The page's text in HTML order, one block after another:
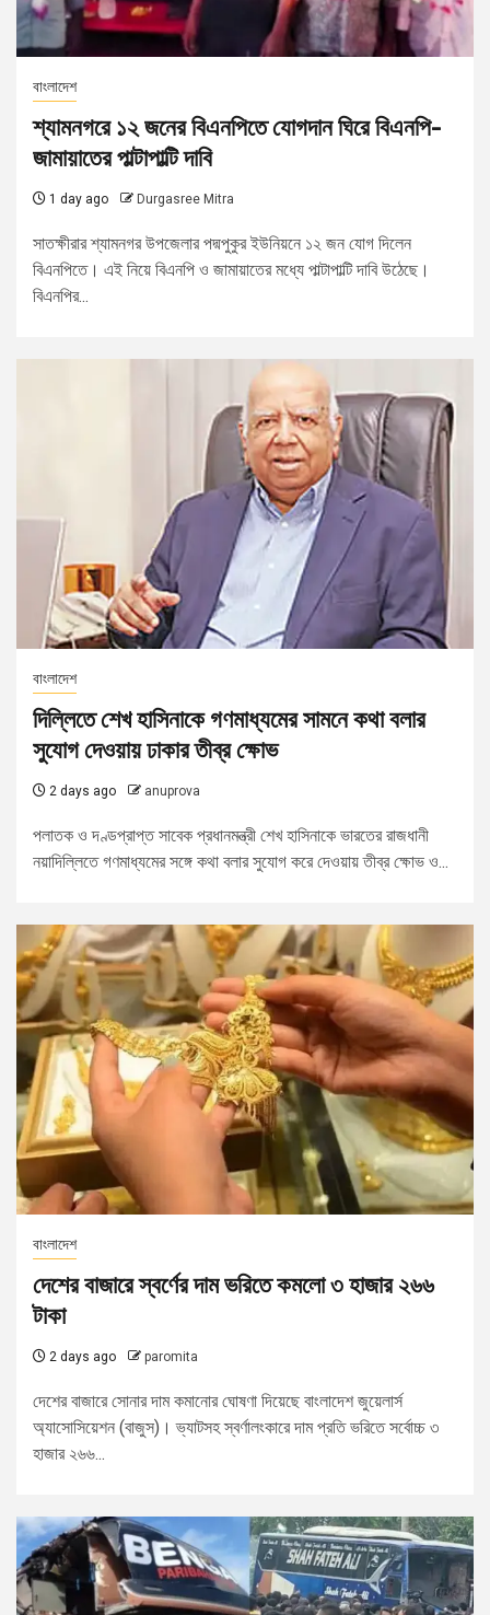
বাংলাদেশ
শ্যামনগরে ১২ জনের বিএনপিতে যোগদান ঘিরে বিএনপি-
জামায়াতের পাল্টাপাল্টি দাবি
1 day ago Durgasree Mitra
সাতক্ষীরার শ্যামনগর উপজেলার পদ্মপুকুর ইউনিয়নে ১২ জন যোগ দিলেন
বিএনপিতে। এই নিয়ে বিএনপি ও জামায়াতের মধ্যে পাল্টাপাল্টি দাবি উঠেছে।
বিএনপির...
বাংলাদেশ
দিল্লিতে শেখ হাসিনাকে গণমাধ্যমের সামনে কথা বলার
সুযোগ দেওয়ায় ঢাকার তীব্র ক্ষোভ
2 days ago anuprova
পলাতক ও দণ্ডপ্রাপ্ত সাবেক প্রধানমন্ত্রী শেখ হাসিনাকে ভারতের রাজধানী
নয়াদিল্লিতে গণমাধ্যমের সঙ্গে কথা বলার সুযোগ করে দেওয়ায় তীব্র ক্ষোভ ও...
বাংলাদেশ
দেশের বাজারে স্বর্ণের দাম ভরিতে কমলো ৩ হাজার ২৬৬
টাকা
2 days ago paromita
দেশের বাজারে সোনার দাম কমানোর ঘোষণা দিয়েছে বাংলাদেশ জুয়েলার্স
অ্যাসোসিয়েশন (বাজুস)। ভ্যাটসহ স্বর্ণালংকারে দাম প্রতি ভরিতে সর্বোচ্চ ৩
হাজার ২৬৬...